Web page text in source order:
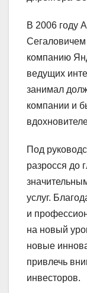
В 2006 году
компанию
ведущих
занимал
компании и
Под
разросся до
услуг.
и
на новый
новые
привлечь
инвесторов.